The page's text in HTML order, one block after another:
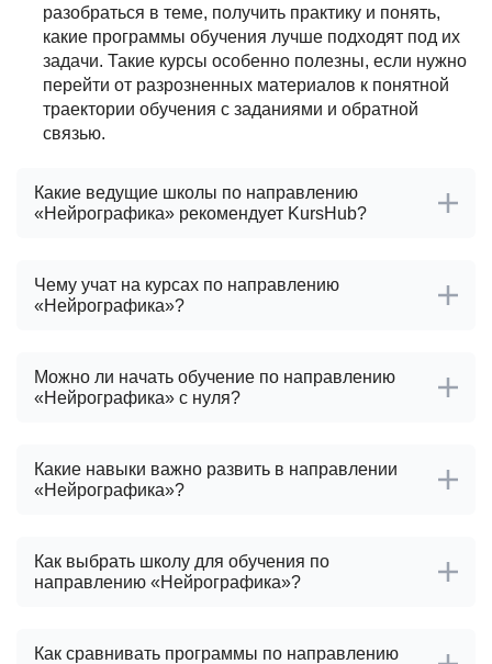
разобраться в теме, получить практику и понять,
какие программы обучения лучше подходят под их
задачи. Такие курсы особенно полезны, если нужно
перейти от разрозненных материалов к понятной
траектории обучения с заданиями и обратной
связью.
Какие ведущие школы по направлению
«Нейрографика» рекомендует KursHub?
Чему учат на курсах по направлению
«Нейрографика»?
Можно ли начать обучение по направлению
«Нейрографика» с нуля?
Какие навыки важно развить в направлении
«Нейрографика»?
Как выбрать школу для обучения по
направлению «Нейрографика»?
Как сравнивать программы по направлению